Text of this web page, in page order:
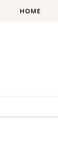
HOME